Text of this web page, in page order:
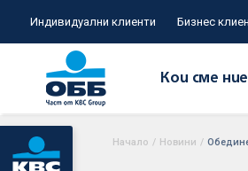
Индивидуални клиенти Бизнес
Кои сме ние
Начало / Новини /